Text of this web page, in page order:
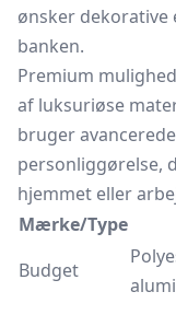
ønsker
banken.
Premium
af luksuriøse
bruger
personliggørelse,
hjemmet eller
Mærke/Type
Budget